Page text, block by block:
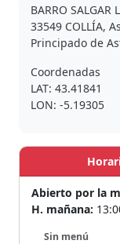
BARRO SALGAR
33549 COLLÍA,
Principado de
Coordenadas
LAT: 43.41841
LON: -5.19305
Abierto por la
H. mañana:
Sin menú